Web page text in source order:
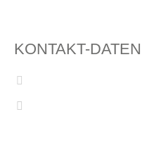
KONTAKT-DATEN